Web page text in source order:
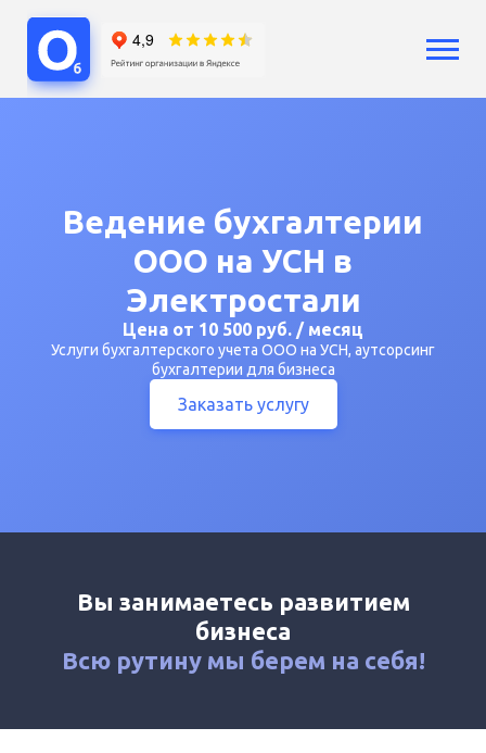
Сопровождение бизнеса
Аутсорсинг
Расчет зарплат
Воинский учет
Регистрация бизнеса
Юридические услуги
Консультации
Контакты
Москва +7 (495) 161-03-01
Электросталь +7 (800) 333-23-72
Ведение бухгалтерии
ООО на УСН в
Электростали
Цена от 10 500 руб. / месяц
Услуги бухгалтерского учета ООО на УСН, аутсорсинг
бухгалтерии для бизнеса
Заказать услугу
Вы занимаетесь развитием
бизнеса
Всю рутину мы берем на себя!